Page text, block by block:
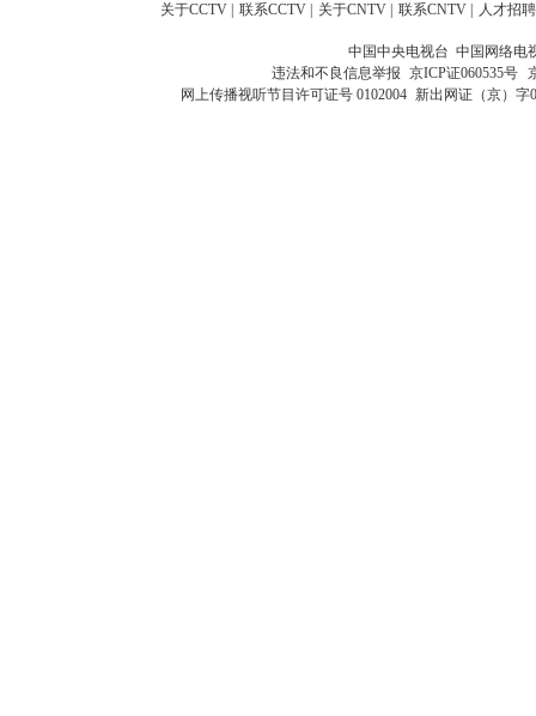
关于CCTV 联系CCTV 关于CNTV 联系CNTV 人才招聘
中国中央电视台 中国网络电
违法和不良信息举报 京ICP证060535号
网上传播视听节目许可证号 0102004 新出网证（京）